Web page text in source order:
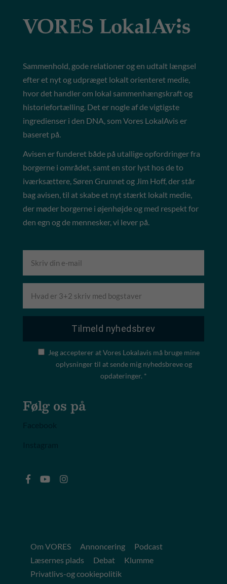
Sammenhold, gode relationer og en udtalt længsel
efter et nyt og udpræget lokalt orienteret medie,
hvor det handler om lokal sammenhængskraft og
historiefortælling. Det er nogle af de vigtigste
ingredienser i den DNA, som Vores LokalAvis er
baseret på.
Avisen er funderet både på utallige opfordringer fra
borgerne i området, samt en stor lyst hos de to
iværksættere, Søren Grunnet og Jim Hoff, der står
bag avisen, til at skabe et nyt stærkt lokalt medie,
der møder borgerne i øjenhøjde og med respekt for
den egn og de mennesker, vi lever på.
Jeg accepterer at Vores Lokalavis må bruge mine
oplysninger til at sende mig nyhedsbreve og
opdateringer. *
Følg os på
Om VORES Annoncering
Podcast
Læsernes plads
Debat
Klumme
Privatlivs-og cookiepolitik